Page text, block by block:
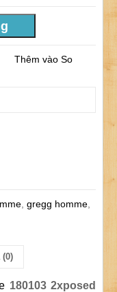
Thêm vào So
gregg homme
180103 2xposed